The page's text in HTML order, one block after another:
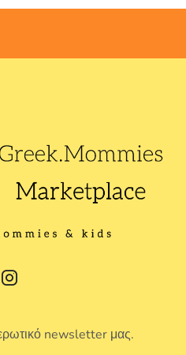
newsletter μας.